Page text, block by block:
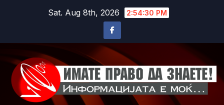
Sat. Aug 8th, 2026 2:54:33 PM